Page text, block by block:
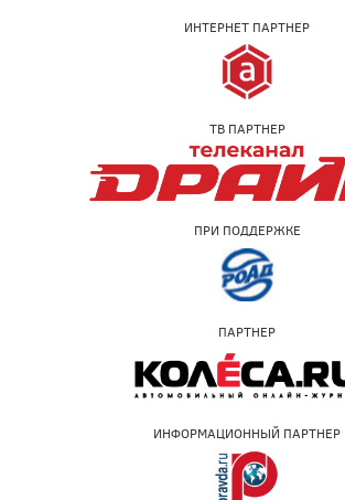
ИНТЕРНЕТ ПАРТНЕР
ТВ ПАРТНЕР
ПРИ ПОДДЕРЖКЕ
ПАРТНЕР
ИНФОРМАЦИОННЫЙ ПАРТНЕР